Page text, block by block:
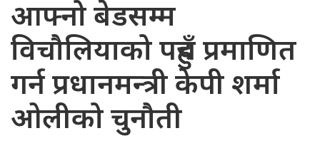
आफ्नो बेडसम्म
विचौलियाको पहुँच प्रमाणित
गर्न प्रधानमन्त्री केपी शर्मा
ओलीको चुनौती